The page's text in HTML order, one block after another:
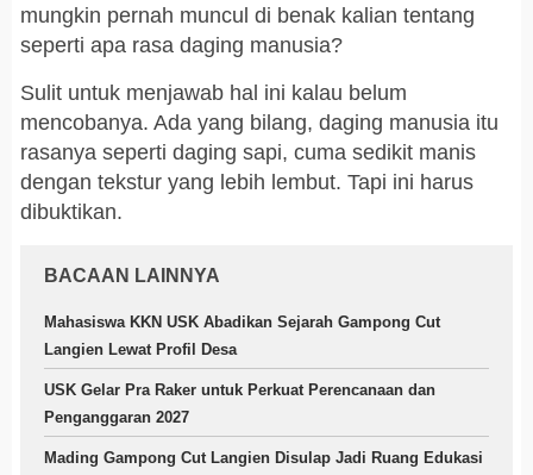
mungkin pernah muncul di benak kalian tentang
seperti apa rasa daging manusia?
Sulit untuk menjawab hal ini kalau belum
mencobanya. Ada yang bilang, daging manusia itu
rasanya seperti daging sapi, cuma sedikit manis
dengan tekstur yang lebih lembut. Tapi ini harus
dibuktikan.
BACAAN LAINNYA
Mahasiswa KKN USK Abadikan Sejarah Gampong Cut
Langien Lewat Profil Desa
USK Gelar Pra Raker untuk Perkuat Perencanaan dan
Penganggaran 2027
Mading Gampong Cut Langien Disulap Jadi Ruang Edukasi